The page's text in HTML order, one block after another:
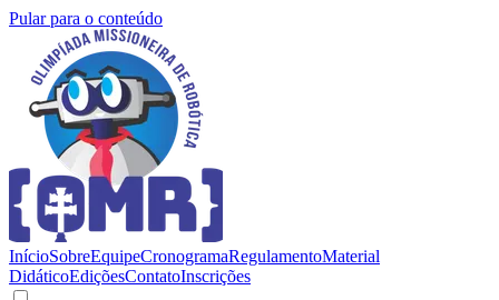
Pular para o conteúdo
InícioSobreEquipeCronogramaRegulamentoMaterial
DidáticoEdiçõesContatoInscrições